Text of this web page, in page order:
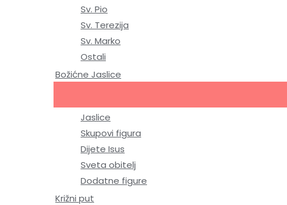
Sv. Pio
Sv. Terezija
Sv. Marko
Ostali
Božićne Jaslice
Jaslice
Skupovi figura
Dijete Isus
Sveta obitelj
Dodatne figure
Križni put